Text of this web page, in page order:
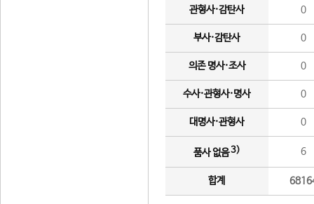
관형사·감탄사 0
부사·감탄사 0
의존 명사·조사 0
수사·관형사·명사 0
대명사·관형사 0
품사 없음3) 6
합계